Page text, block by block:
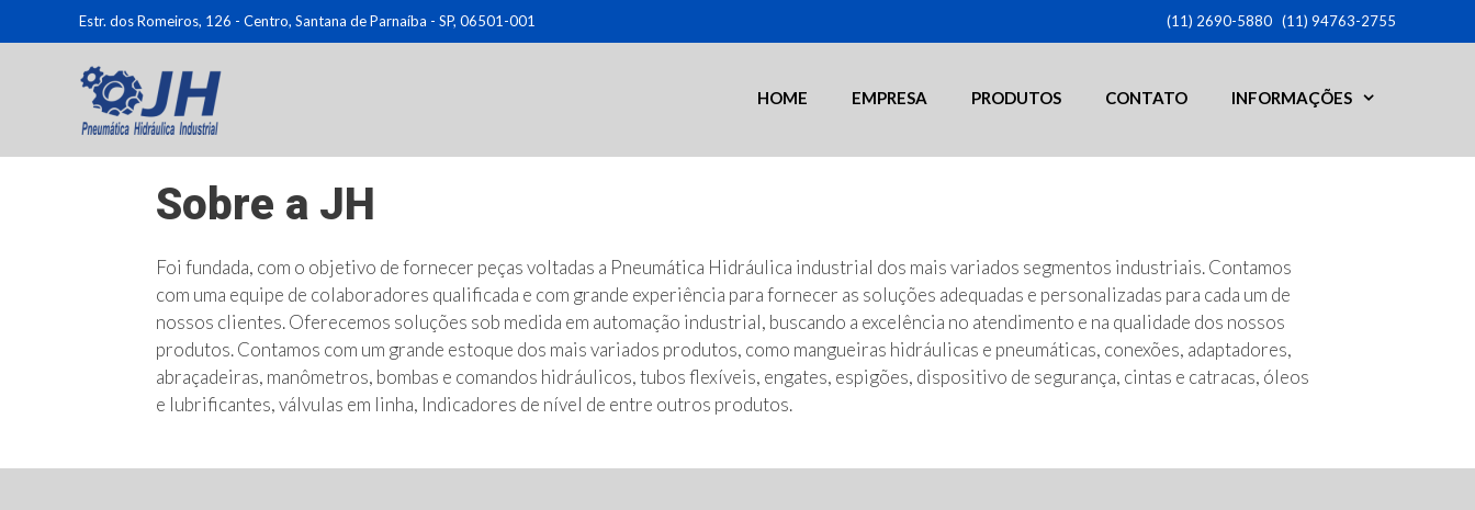
para
(11) 2690-5880 (11) 94763-2755
Estr. dos Romeiros, 126 - Centro, Santana de Parnaíba - SP, 06501-001
HOME EMPRESA PRODUTOS CONTATO INFORMAÇÕES
Sobre a JH
Foi fundada, com o objetivo de fornecer peças voltadas a Pneumática Hidráulica industrial dos mais variados segmentos industriais. Contamos
com uma equipe de colaboradores qualificada e com grande experiência para fornecer as soluções adequadas e personalizadas para cada um de
nossos clientes. Oferecemos soluções sob medida em automação industrial, buscando a excelência no atendimento e na qualidade dos nossos
produtos. Contamos com um grande estoque dos mais variados produtos, como mangueiras hidráulicas e pneumáticas, conexões, adaptadores,
abraçadeiras, manômetros, bombas e comandos hidráulicos, tubos flexíveis, engates, espigões, dispositivo de segurança, cintas e catracas, óleos
e lubrificantes, válvulas em linha, Indicadores de nível de entre outros produtos.